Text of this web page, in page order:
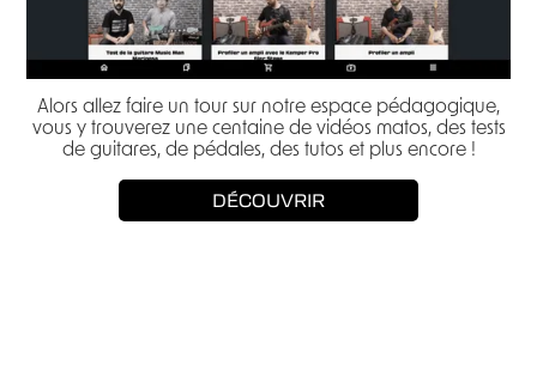
Alors allez faire un tour sur notre espace pédagogique,
vous y trouverez une centaine de vidéos matos, des tests
de guitares, de pédales, des tutos et plus encore !
DÉCOUVRIR